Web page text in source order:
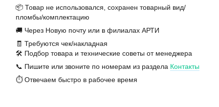
📦 Товар не использовался, сохранен товарный вид/
пломбы/комплектацию
🚚 Через Новую почту или в филиалах АРТИ
🧾 Требуются чек/накладная
🛠️ Подбор товара и технические советы от менеджера
📞 Пишите или звоните по номерам из раздела Контакты
⏱️ Отвечаем быстро в рабочее время